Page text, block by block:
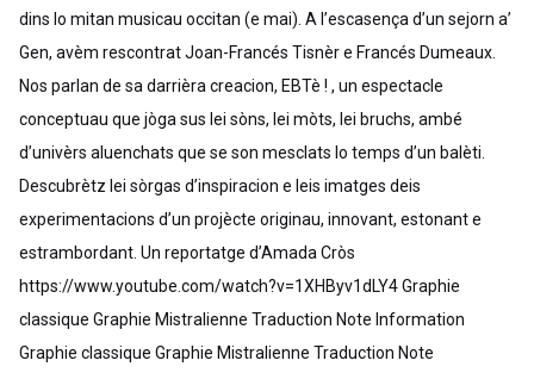
dins lo mitan musicau occitan (e mai). A l’escasença d’un sejorn a’
Gen, avèm rescontrat Joan-Francés Tisnèr e Francés Dumeaux.
Nos parlan de sa darrièra creacion, EBTè ! , un espectacle
conceptuau que jòga sus lei sòns, lei mòts, lei bruchs, ambé
d’univèrs aluenchats que se son mesclats lo temps d’un balèti.
Descubrètz lei sòrgas d’inspiracion e leis imatges deis
experimentacions d’un projècte originau, innovant, estonant e
estrambordant. Un reportatge d’Amada Cròs
https://www.youtube.com/watch?v=1XHByv1dLY4 Graphie
classique Graphie Mistralienne Traduction Note Information
Graphie classique Graphie Mistralienne Traduction Note